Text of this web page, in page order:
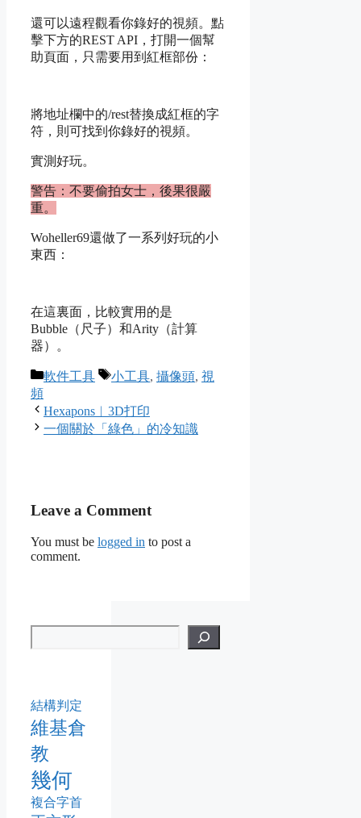
還可以遠程觀看你錄好的視頻。點
擊下方的REST API，打開一個幫
助頁面，只需要用到紅框部份：
將地址欄中的/rest替換成紅框的字
符，則可找到你錄好的視頻。
實測好玩。
警告：不要偷拍女士，後果很嚴
重。
Woheller69還做了一系列好玩的小
東西：
在這裏面，比較實用的是
Bubble（尺子）和Arity（計算
器）。
Categories
軟件工具 Tags
小工具, 攝像頭, 視
頻
Hexapons︱3D打印
一個關於「綠色」的冷知識
Leave a Comment
You must be logged in to post a
comment.
結構判定
維基倉
教
幾何
複合字首